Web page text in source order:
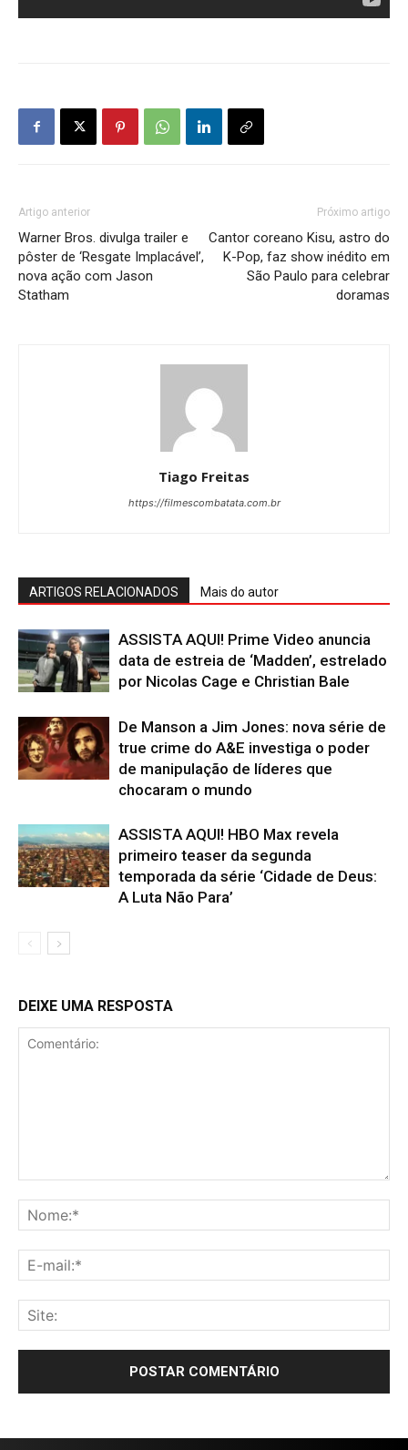
Artigo anterior
Warner Bros. divulga trailer e
pôster de ‘Resgate Implacável’,
nova ação com Jason
Statham
Próximo artigo
Cantor coreano Kisu, astro do
K-Pop, faz show inédito em
São Paulo para celebrar
doramas
Tiago Freitas
https://filmescombatata.com.br
ARTIGOS RELACIONADOS Mais do autor
ASSISTA AQUI! Prime Video anuncia
data de estreia de ‘Madden’, estrelado
por Nicolas Cage e Christian Bale
De Manson a Jim Jones: nova série de
true crime do A&E investiga o poder
de manipulação de líderes que
chocaram o mundo
ASSISTA AQUI! HBO Max revela
primeiro teaser da segunda
temporada da série ‘Cidade de Deus:
A Luta Não Para’
DEIXE UMA RESPOSTA